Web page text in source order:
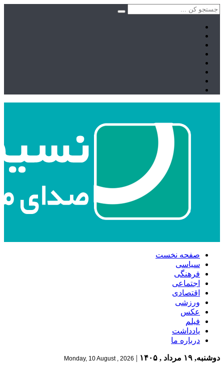
صفحه نخست
سیاسی
فرهنگی
اجتماعی
اقتصادی
ورزشی
عکس
فیلم
یادداشت
درباره ما
دوشنبه, ۱۹ مرداد , ۱۴۰۵ |
Monday, 10 August , 2026